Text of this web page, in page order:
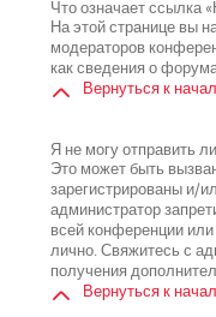
Что означает ссылка
На этой странице вы
модераторов
как сведения о
Вернуться к
Я не могу отправить
Это может быть
зарегистрированы и/
администратор
всей конференции
лично. Свяжитесь с
получения
Вернуться к